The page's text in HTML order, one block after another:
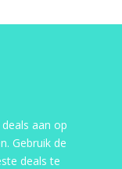
aan op
Gebruik de
deals te